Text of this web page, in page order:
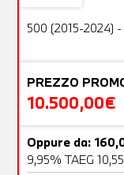
500 (2015-2024)
PREZZO
10.500,00€
Oppure da:
9,95% TAEG